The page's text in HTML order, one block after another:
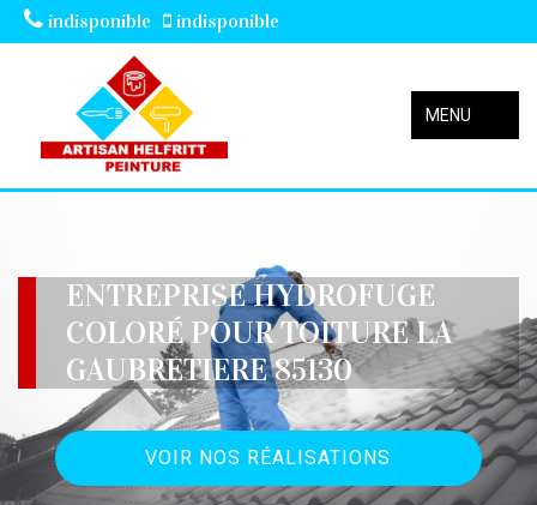
indisponible indisponible
MENU
ENTREPRISE HYDROFUGE
COLORÉ POUR TOITURE LA
GAUBRETIERE 85130
VOIR NOS RÉALISATIONS